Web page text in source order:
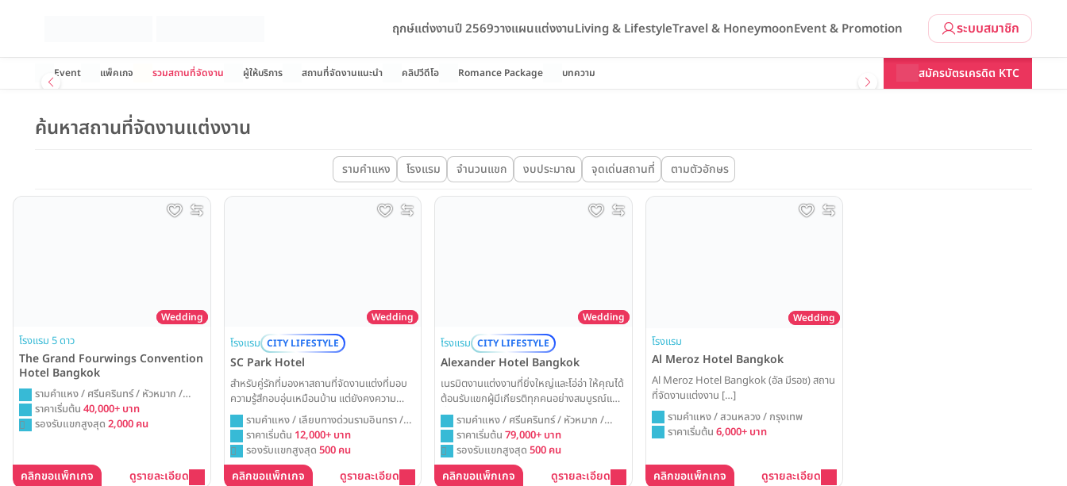
ระบบสมาชิก
ฤกษ์แต่งงานปี 2569วางแผนแต่งงานLiving & LifestyleTravel & HoneymoonEvent & Promotion
Event แพ็คเกจ รวมสถานที่จัดงาน ผู้ให้บริการ สถานที่จัดงานแนะนำ คลิปวีดีโอ Romance Package บทความ สมัครบัตรเครดิต KTC
ค้นหาสถานที่จัดงานแต่งงาน
รามคำแหง โรงแรม จำนวนแขก งบประมาณ จุดเด่นสถานที่ ตามตัวอักษร
Wedding
โรงแรม 5 ดาว
The Grand Fourwings Convention
Hotel Bangkok
รามคำแหง / ศรีนครินทร์ / หัวหมาก /
บางกะปิ / กรุงเทพ
ราคาเริ่มต้น 40,000+ บาท
รองรับแขกสูงสุด 2,000 คน
คลิกขอแพ็กเกจ ดูรายละเอียด
Wedding
โรงแรม CITY LIFESTYLE
SC Park Hotel
สำหรับคู่รักที่มองหาสถานที่จัดงานแต่งที่มอบ
ความรู้สึกอบอุ่นเหมือนบ้าน แต่ยังคงความ
โอ่โถงของห้องบอลรูมขนาดใหญ่ SC Park
Hotel คือคำตอบที่สมบูรณ์แบบ ที่ซึ่งความสุข
และความเป็นกันเองจะอบอวลไปทั่วทุกพื้นที่ของ
งาน
รามคำแหง / เลียบทางด่วนรามอินทรา /
กรุงเทพ
ราคาเริ่มต้น 12,000+ บาท
รองรับแขกสูงสุด 500 คน
คลิกขอแพ็กเกจ ดูรายละเอียด
Wedding
โรงแรม CITY LIFESTYLE
Alexander Hotel Bangkok
เนรมิตงานแต่งงานที่ยิ่งใหญ่และโอ่อ่า ให้คุณได้
ต้อนรับแขกผู้มีเกียรติทุกคนอย่างสมบูรณ์แบบ
ที่ Alexander Hotel Bangkok ด้วยห้องบอล
รูมขนาดใหญ่ที่พร้อมรองรับทุกจินตนาการ เพื่อ
สร้างค่ำคืนแห่งการเฉลิมฉลองที่น่าประทับใจ
และยิ่งใหญ่ที่สุด
รามคำแหง / ศรีนครินทร์ / หัวหมาก /
กรุงเทพ
ราคาเริ่มต้น79,000+ บาท
รองรับแขกสูงสุด500 คน
คลิกขอแพ็กเกจ ดูรายละเอียด
Wedding
โรงแรม
Al Meroz Hotel Bangkok
Al Meroz Hotel Bangkok (อัล มีรอซ) สถาน
ที่จัดงานแต่งงาน […]
รามคำแหง / สวนหลวง / กรุงเทพ
ราคาเริ่มต้น 6,000+ บาท
คลิกขอแพ็กเกจ ดูรายละเอียด